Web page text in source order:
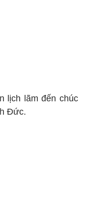
lịch lãm đến chúc
Đức.